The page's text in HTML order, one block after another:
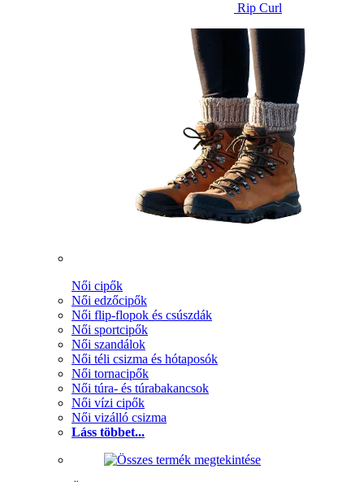
Rip Curl
Női cipők
Női edzőcipők
Női flip-flopok és csúszdák
Női sportcipők
Női szandálok
Női téli csizma és hótaposók
Női tornacipők
Női túra- és túrabakancsok
Női vízi cipők
Női vizálló csizma
Láss többet...